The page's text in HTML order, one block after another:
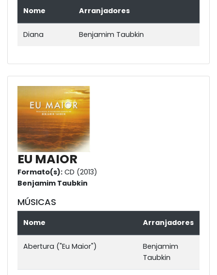
Nome Arranjadores
Diana Benjamim Taubkin
EU MAIOR
Formato(s): CD (2013)
Benjamim Taubkin
MÚSICAS
Nome Arranjadores
Abertura ("Eu Maior")
Benjamim
Taubkin